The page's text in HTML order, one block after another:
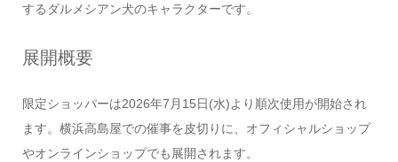
するダルメシアン犬のキャラクターです。
展開概要
限定ショッパーは2026年7月15日(水)より順次使用が開始され
ます。横浜高島屋での催事を皮切りに、オフィシャルショップ
やオンラインショップでも展開されます。